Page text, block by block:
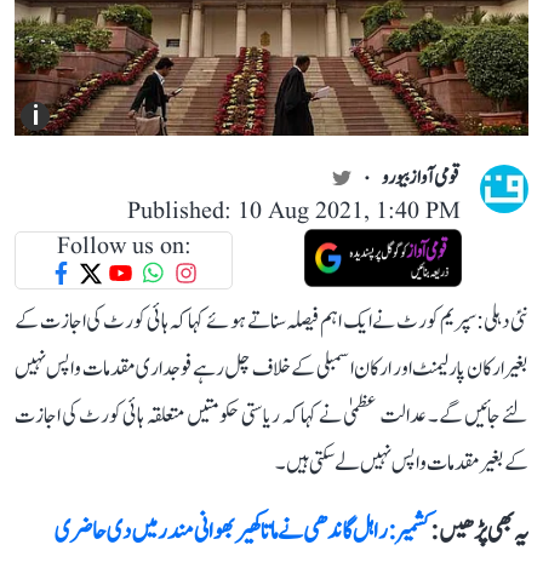
i
قومی آواز بیورو
Published: 10 Aug 2021, 1:40 PM
Follow us on:
نئی دہلی: سپریم کورٹ نے ایک اہم فیصلہ سناتے ہوئے کہا کہ ہائی کورٹ کی اجازت کے
بغیر ارکان پارلیمنٹ اور ارکان اسمبلی کے خلاف چل رہے فوجداری مقدمات واپس نہیں
لئے جائیں گے۔ عدالت عظمیٰ نے کہا کہ ریاستی حکومتیں متعلقہ ہائی کورٹ کی اجازت
کے بغیر مقدمات واپس نہیں لے سکتی ہیں۔
یہ بھی پڑھیں :کشمیر: راہل گاندھی نے ماتا کھیر بھوانی مندر میں دی حاضری